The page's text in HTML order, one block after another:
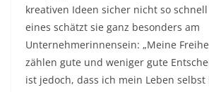
kreativen Ideen sicher nicht so
eines schätzt sie ganz besonders am
Unternehmerinnensein: „Meine
zählen gute und weniger gute
ist jedoch, dass ich mein Leben